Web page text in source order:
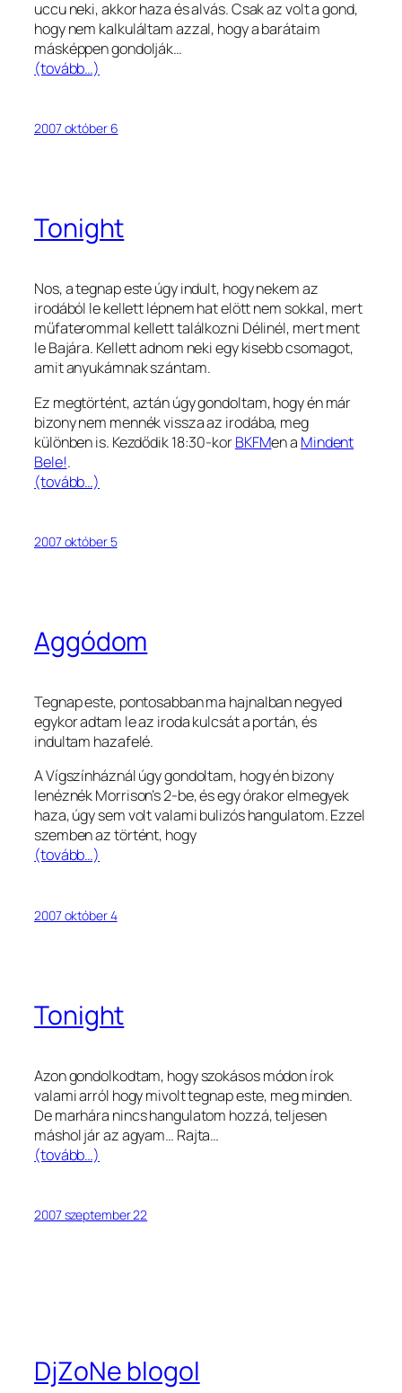
uccu neki, akkor haza és alvás. Csak az volt a gond,
hogy nem kalkuláltam azzal, hogy a barátaim
másképpen gondolják…
(tovább…)
2007 október 6
Tonight
Nos, a tegnap este úgy indult, hogy nekem az
irodából le kellett lépnem hat elött nem sokkal, mert
műfaterommal kellett találkozni Délinél, mert ment
le Bajára. Kellett adnom neki egy kisebb csomagot,
amit anyukámnak szántam.
Ez megtörtént, aztán úgy gondoltam, hogy én már
bizony nem mennék vissza az irodába, meg
különben is. Kezdődik 18:30-korBKFMen a Mindent
Bele!.
(tovább…)
2007 október 5
Aggódom
Tegnap este, pontosabban ma hajnalban negyed
egykor adtam le az iroda kulcsát a portán, és
indultam hazafelé.
A Vígszínháznál úgy gondoltam, hogy én bizony
lenéznék Morrison’s 2-be, és egy órakor elmegyek
haza, úgy sem volt valami bulizós hangulatom. Ezzel
szemben az történt, hogy
(tovább…)
2007 október 4
Tonight
Azon gondolkodtam, hogy szokásos módon írok
valami arról hogy mivolt tegnap este, meg minden.
De marhára nincs hangulatom hozzá, teljesen
máshol jár az agyam… Rajta…
(tovább…)
2007 szeptember 22
DjZoNe blogol